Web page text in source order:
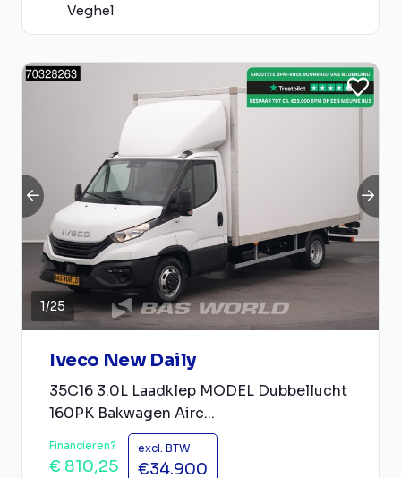
Veghel
1/25
Iveco New Daily
35C16 3.0L Laadklep MODEL Dubbellucht
160PK Bakwagen Airc...
Financieren?
€ 810,25
excl. BTW
€34.900